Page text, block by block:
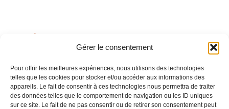
Gérer le consentement
Pour offrir les meilleures expériences, nous utilisons des technologies
telles que les cookies pour stocker et/ou accéder aux informations des
appareils. Le fait de consentir à ces technologies nous permettra de traiter
des données telles que le comportement de navigation ou les ID uniques
sur ce site. Le fait de ne pas consentir ou de retirer son consentement peut